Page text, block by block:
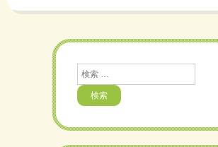
検
索